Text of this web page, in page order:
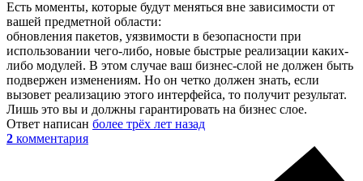
Есть моменты, которые будут меняться вне зависимости от
вашей предметной области:
обновления пакетов, уязвимости в безопасности при
использовании чего-либо, новые быстрые реализации каких-
либо модулей. В этом случае ваш бизнес-слой не должен быть
подвержен изменениям. Но он четко должен знать, если
вызовет реализацию этого интерфейса, то получит результат.
Лишь это вы и должны гарантировать на бизнес слое.
Ответ написан более трёх лет назад
2 комментария